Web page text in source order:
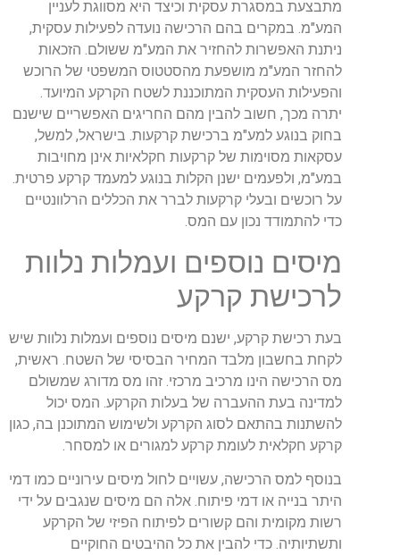
מתבצעת במסגרת עסקית וכיצד היא מסווגת לעניין
המע"מ. במקרים בהם הרכישה נועדה לפעילות עסקית,
ניתנת האפשרות להחזיר את המע"מ ששולם. הזכאות
להחזר המע"מ מושפעת מהסטטוס המשפטי של הרוכש
והפעילות העסקית המתוכננת לשטח הקרקע המיועד.
יתרה מכך, חשוב להבין מהם החריגים האפשריים שישנם
בחוק בנוגע למע"מ ברכישת קרקעות. בישראל, למשל,
עסקאות מסוימות של קרקעות חקלאיות אינן מחויבות
במע"מ, ולפעמים ישנן הקלות בנוגע למעמד קרקע פרטית.
על רוכשים ובעלי קרקעות לברר את הכללים הרלוונטיים
כדי להתמודד נכון עם המס.
מיסים נוספים ועמלות נלוות
לרכישת קרקע
בעת רכישת קרקע, ישנם מיסים נוספים ועמלות נלוות שיש
לקחת בחשבון מלבד המחיר הבסיסי של השטח. ראשית,
מס הרכישה הינו מרכיב מרכזי. זהו מס מדורג שמשולם
למדינה בעת ההעברה של בעלות הקרקע. המס יכול
להשתנות בהתאם לסוג הקרקע ולשימוש המתוכנן בה, כגון
קרקע חקלאית לעומת קרקע למגורים או למסחר.
בנוסף למס הרכישה, עשויים לחול מיסים עירוניים כמו דמי
היתר בנייה או דמי פיתוח. אלה הם מיסים שנגבים על ידי
רשות מקומית והם קשורים לפיתוח הפיזי של הקרקע
ותשתיותיה. כדי להבין את כל ההיבטים החוקיים